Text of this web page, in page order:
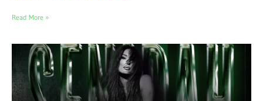
Read More »